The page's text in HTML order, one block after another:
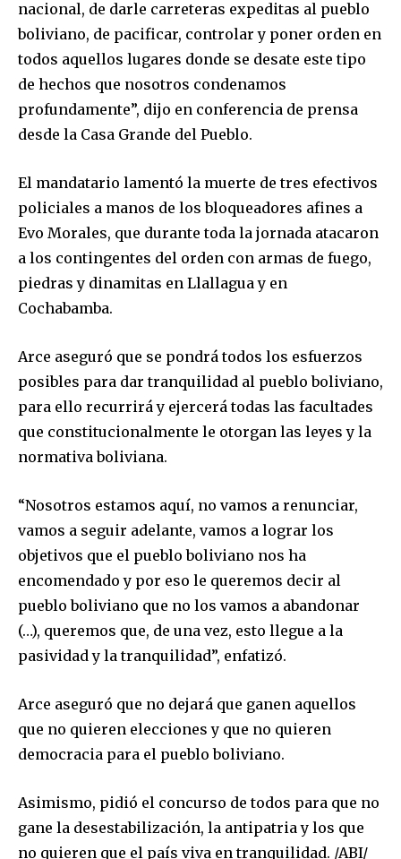
Join our community of
SUBSCRIBERS and be part of the
conversation.
your privacy and won't spam your inbox. Your information is
safe with us.
SUBSCRIBE
nacional, de darle carreteras expeditas al pueblo
boliviano, de pacificar, controlar y poner orden en
todos aquellos lugares donde se desate este tipo
de hechos que nosotros condenamos
profundamente”, dijo en conferencia de prensa
desde la Casa Grande del Pueblo.
El mandatario lamentó la muerte de tres efectivos
policiales a manos de los bloqueadores afines a
Evo Morales, que durante toda la jornada atacaron
a los contingentes del orden con armas de fuego,
piedras y dinamitas en Llallagua y en
Cochabamba.
Arce aseguró que se pondrá todos los esfuerzos
posibles para dar tranquilidad al pueblo boliviano,
para ello recurrirá y ejercerá todas las facultades
que constitucionalmente le otorgan las leyes y la
normativa boliviana.
“Nosotros estamos aquí, no vamos a renunciar,
vamos a seguir adelante, vamos a lograr los
objetivos que el pueblo boliviano nos ha
encomendado y por eso le queremos decir al
pueblo boliviano que no los vamos a abandonar
(…), queremos que, de una vez, esto llegue a la
pasividad y la tranquilidad”, enfatizó.
Arce aseguró que no dejará que ganen aquellos
que no quieren elecciones y que no quieren
democracia para el pueblo boliviano.
Asimismo, pidió el concurso de todos para que no
gane la desestabilización, la antipatria y los que
no quieren que el país viva en tranquilidad. /ABI/